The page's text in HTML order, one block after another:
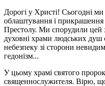
Дорогі у Христі! Сьогодні
облаштування і
Престолу. Ми спорудили цей
духовні храми людських душ
небезпеку зі сторони
гедонізм...
У цьому храмі святого
священнослужителя. Вірю, що